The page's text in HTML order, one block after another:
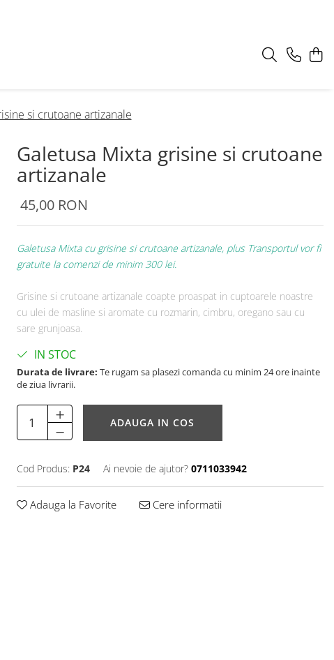
si crutoane artizanale
Galetusa Mixta grisine si crutoane
artizanale
45,00 RON
Galetusa Mixta cu grisine si crutoane artizanale, plus Transportul vor fi
gratuite la comenzi de minim 300 lei.
Grisine si crutoane artizanale coapte proaspat in cuptoarele noastre
cu ulei de masline si aromate cu rozmarin, cimbru, oregano sau cu
sare grunjoasa.
IN STOC
Durata de livrare: Te rugam sa plasezi comanda cu minim 24 ore inainte
de ziua livrarii.
ADAUGA IN COS
Cod Produs: P24 Ai nevoie de ajutor? 0711033942
Adauga la Favorite Cere informatii